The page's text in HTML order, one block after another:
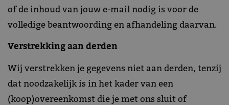
of de inhoud van jouw e-mail nodig is voor de
volledige beantwoording en afhandeling daarvan.
Verstrekking aan derden
Wij verstrekken je gegevens niet aan derden, tenzij
dat noodzakelijk is in het kader van een
(koop)overeenkomst die je met ons sluit of